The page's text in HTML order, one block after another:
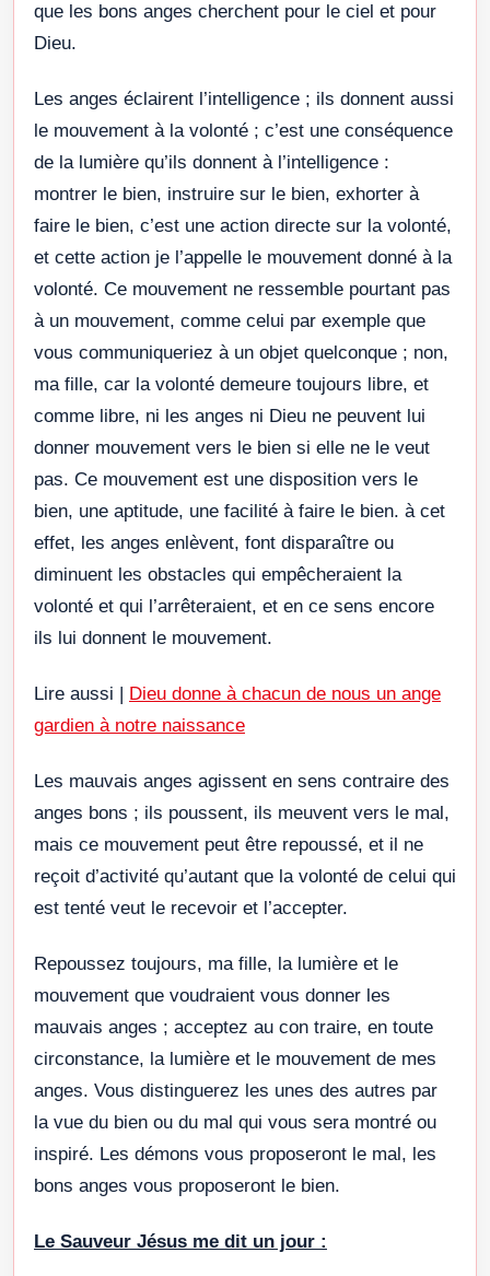
que les bons anges cherchent pour le ciel et pour
Dieu.
Les anges éclairent l’intelligence ; ils donnent aussi
le mouvement à la volonté ; c’est une conséquence
de la lumière qu’ils donnent à l’intelligence :
montrer le bien, instruire sur le bien, exhorter à
faire le bien, c’est une action directe sur la volonté,
et cette action je l’appelle le mouvement donné à la
volonté. Ce mouvement ne ressemble pourtant pas
à un mouvement, comme celui par exemple que
vous communiqueriez à un objet quelconque ; non,
ma fille, car la volonté demeure toujours libre, et
comme libre, ni les anges ni Dieu ne peuvent lui
donner mouvement vers le bien si elle ne le veut
pas. Ce mouvement est une disposition vers le
bien, une aptitude, une facilité à faire le bien. à cet
effet, les anges enlèvent, font disparaître ou
diminuent les obstacles qui empêcheraient la
volonté et qui l’arrêteraient, et en ce sens encore
ils lui donnent le mouvement.
Lire aussi |
Dieu donne à chacun de nous un ange
gardien à notre naissance
Les mauvais anges agissent en sens contraire des
anges bons ; ils poussent, ils meuvent vers le mal,
mais ce mouvement peut être repoussé, et il ne
reçoit d’activité qu’autant que la volonté de celui qui
est tenté veut le recevoir et l’accepter.
Repoussez toujours, ma fille, la lumière et le
mouvement que voudraient vous donner les
mauvais anges ; acceptez au con traire, en toute
circonstance, la lumière et le mouvement de mes
anges. Vous distinguerez les unes des autres par
la vue du bien ou du mal qui vous sera montré ou
inspiré. Les démons vous proposeront le mal, les
bons anges vous proposeront le bien.
Le Sauveur Jésus me dit un jour :